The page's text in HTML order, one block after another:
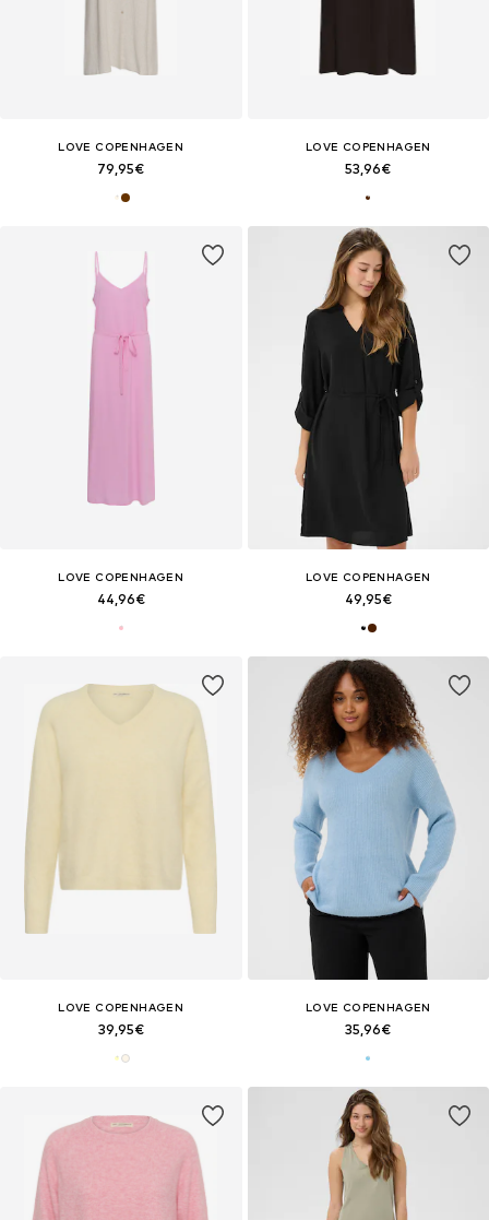
LOVE COPENHAGEN
79,95€
LOVE COPENHAGEN
53,96€
LOVE COPENHAGEN
44,96€
LOVE COPENHAGEN
49,95€
LOVE COPENHAGEN
39,95€
LOVE COPENHAGEN
35,96€